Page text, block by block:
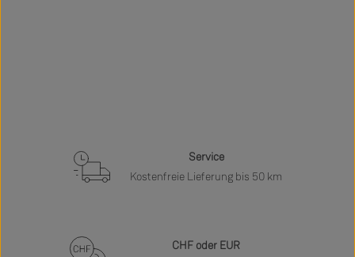
Service
Kostenfreie Lieferung bis 50 km
CHF oder EUR